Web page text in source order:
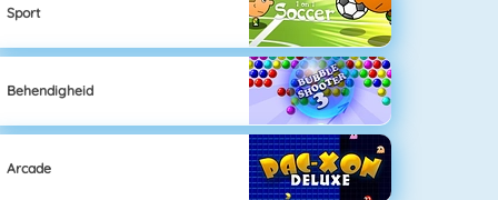
Sport
Behendigheid
Arcade